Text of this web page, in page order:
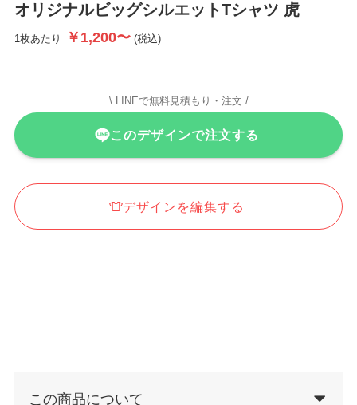
オリジナルビッグシルエットTシャツ 虎
1枚あたり ￥1,200〜(税込)
\ LINEで無料見積もり・注文 /
このデザインで注文する
デザインを編集する
この商品について